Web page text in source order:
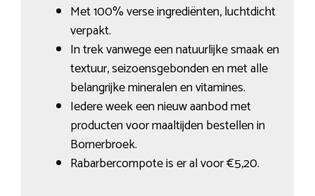
Met 100% verse ingrediënten, luchtdicht
verpakt.
In trek vanwege een natuurlijke smaak en
textuur, seizoensgebonden en met alle
belangrijke mineralen en vitamines.
Iedere week een nieuw aanbod met
producten voor maaltijden bestellen in
Bornerbroek.
Rabarbercompote is er al voor €5,20.